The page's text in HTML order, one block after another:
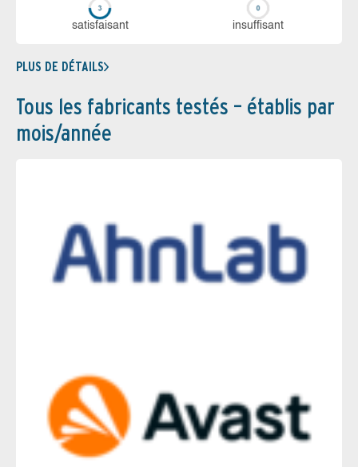
sa­tis­fai­sant in­suf­fi­sant
PLUS DE DÉTAILS
Tous les fabricants testés – établis par
mois/année